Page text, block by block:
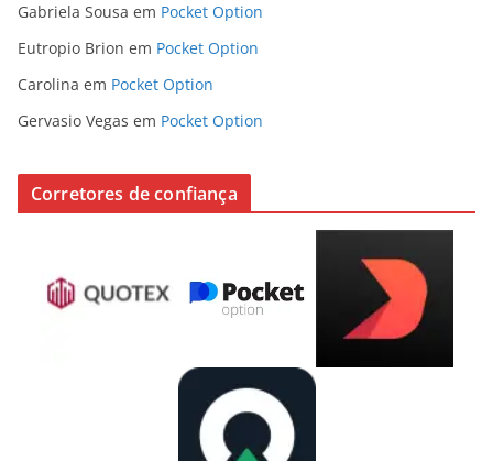
Gabriela Sousa em Pocket Option
Eutropio Brion em Pocket Option
Carolina em Pocket Option
Gervasio Vegas em Pocket Option
Corretores de confiança